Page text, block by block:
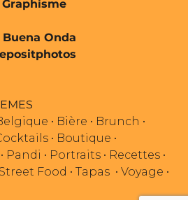
Graphisme
Buena Onda
• Bière • Brunch •
• Boutique •
• Pandi • Portraits • Recettes •
Street Food • Tapas • Voyage •